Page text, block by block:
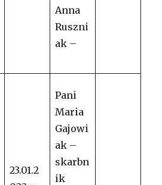
Anna
Ruszni
ak –
23.01.2
Pani
Maria
Gajowi
ak –
skarbn
ik